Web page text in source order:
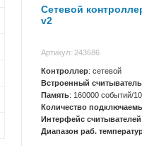
Сетевой
v2
Артикул: 243686
Контроллер: сетевой
Встроенный считыватель
Память: 160000 событий/
Количество
Интерфейс считывателей
Диапазон раб.